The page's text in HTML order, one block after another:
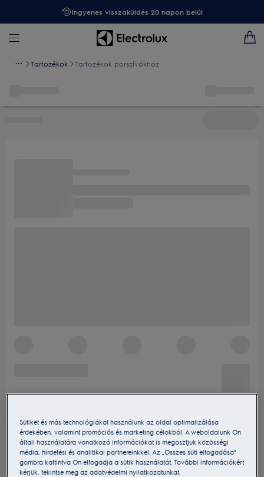
Ingyenes visszaküldés 20 napon belül
Tartozékok Tartozékok porszívókhoz
Sütiket és más technológiákat használunk az oldal optimalizálása
érdekében, valamint promóciós és marketing célokból. A weboldalunk Ön
általi használatára vonatkozó információkat is megosztjuk közösségi
média, hirdetési és analitikai partnereinkkel. Az „Összes süti elfogadása”
gombra kattintva Ön elfogadja a sütik használatát. További információkért
kérjük, tekintse meg az adatvédelmi nyilatkozatunkat.